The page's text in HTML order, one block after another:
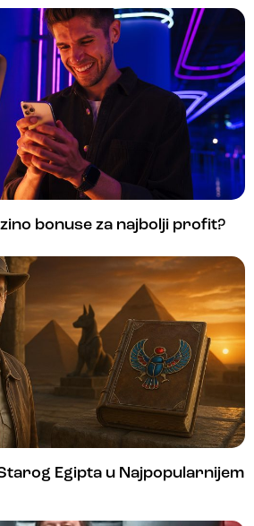
bonuse za najbolji profit?
Egipta u Najpopularnijem